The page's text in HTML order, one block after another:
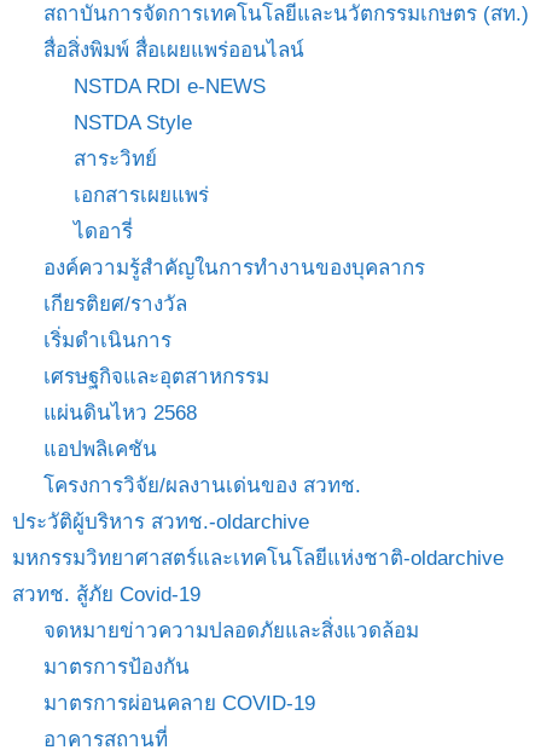
สถาบันการจัดการเทคโนโลยีและนวัตกรรมเกษตร (สท.)
สื่อสิ่งพิมพ์ สื่อเผยแพร่ออนไลน์
NSTDA RDI e-NEWS
NSTDA Style
สาระวิทย์
เอกสารเผยแพร่
ไดอารี่
องค์ความรู้สำคัญในการทำงานของบุคลากร
เกียรติยศ/รางวัล
เริ่มดำเนินการ
เศรษฐกิจและอุตสาหกรรม
แผ่นดินไหว 2568
แอปพลิเคชัน
โครงการวิจัย/ผลงานเด่นของ สวทช.
ประวัติผู้บริหาร สวทช.-oldarchive
มหกรรมวิทยาศาสตร์และเทคโนโลยีแห่งชาติ-oldarchive
สวทช. สู้ภัย Covid-19
จดหมายข่าวความปลอดภัยและสิ่งแวดล้อม
มาตรการป้องกัน
มาตรการผ่อนคลาย COVID-19
อาคารสถานที่